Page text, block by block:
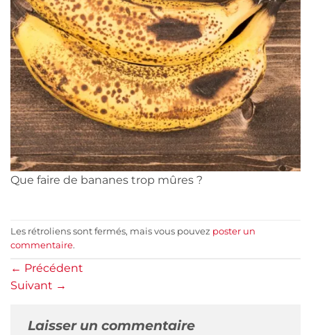
Que faire de bananes trop mûres ?
Les rétroliens sont fermés, mais vous pouvez poster un
commentaire.
← Précédent
Suivant →
Laisser un commentaire